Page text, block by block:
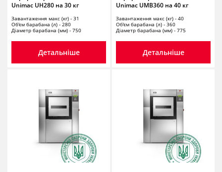
Unimac UH280 на 30 кг
Завантаження макс (кг) - 31
Об'єм барабана (л) - 280
Діаметр барабана (мм) - 750
Детальніше
Unimac UMB360 на 40 кг
Завантаження макс (кг) - 40
Об'єм барабана (л) - 360
Діаметр барабана (мм) - 775
Детальніше